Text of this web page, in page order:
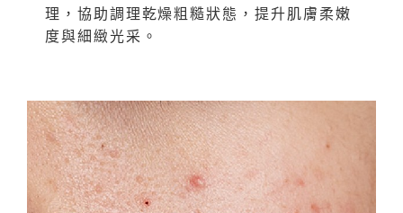
理，協助調理乾燥粗糙狀態，提升肌膚柔嫩
度與細緻光采。